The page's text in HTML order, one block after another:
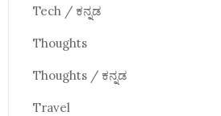
Tech / ಕನ್ನಡ
Thoughts
Thoughts / ಕನ್ನಡ
Travel